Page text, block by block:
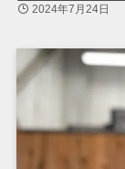
2024年7月24日